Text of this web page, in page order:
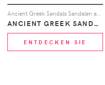
ANCIENT GREEK SANDALS
ENTDECKEN SIE